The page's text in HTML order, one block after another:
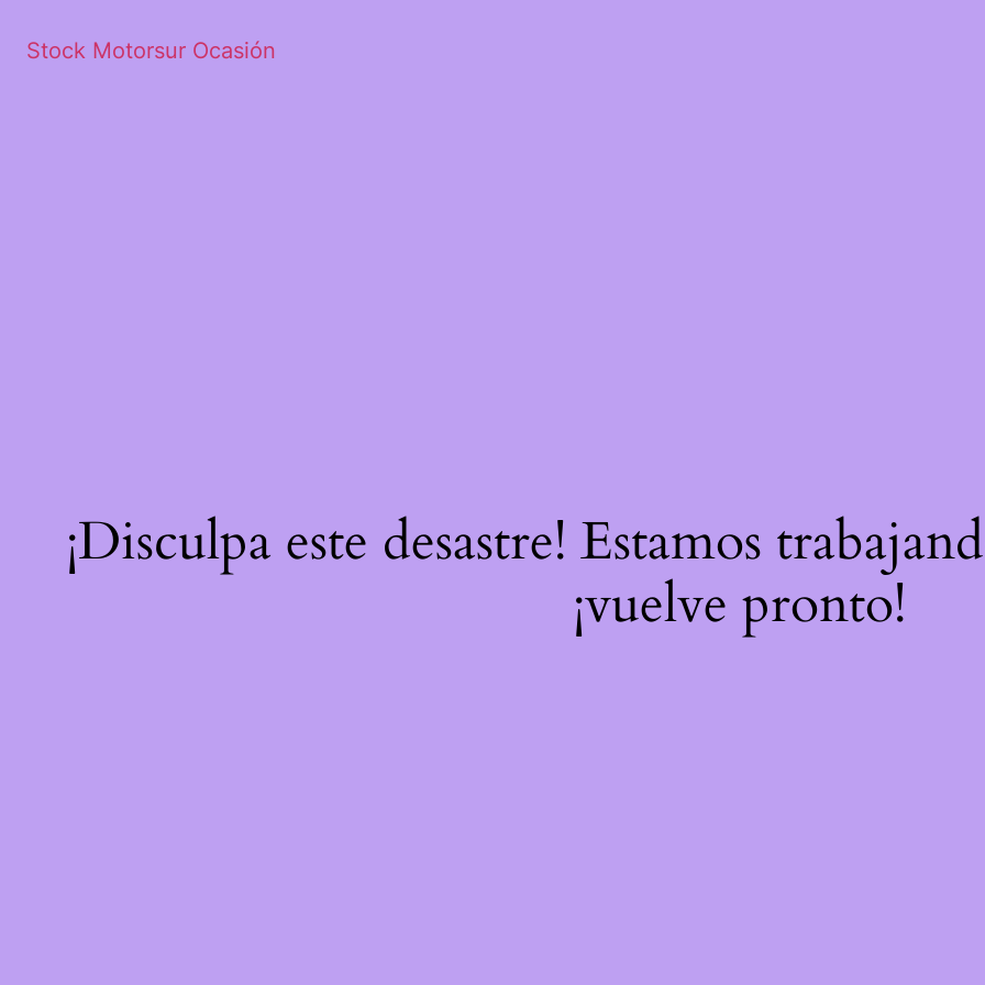
Stock Motorsur Ocasión
¡Disculpa este desastre! Estamos
¡vuelve pronto!